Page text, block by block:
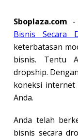
Sboplaza.com -
Bisnis Secara
keterbatasan
bisnis. Tentu
dropship.
koneksi internet
Anda.
Anda telah
bisnis secara